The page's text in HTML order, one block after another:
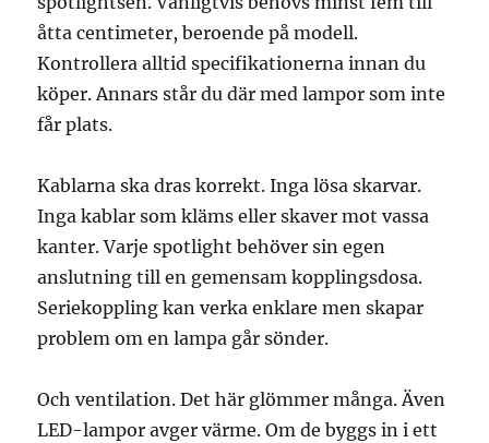
åtta centimeter, beroende på modell.
Kontrollera alltid specifikationerna innan du
köper. Annars står du där med lampor som inte
får plats.
Kablarna ska dras korrekt. Inga lösa skarvar.
Inga kablar som kläms eller skaver mot vassa
kanter. Varje spotlight behöver sin egen
anslutning till en gemensam kopplingsdosa.
Seriekoppling kan verka enklare men skapar
problem om en lampa går sönder.
Och ventilation. Det här glömmer många. Även
LED-lampor avger värme. Om de byggs in i ett